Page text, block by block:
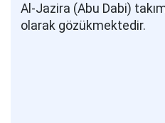
Al-Jazira (Abu Dabi)
olarak gözükmektedir.